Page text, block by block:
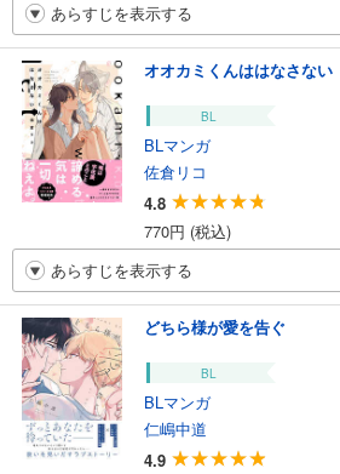
あらすじを表示する
オオカミくんははなさない
BL
BLマンガ
佐倉リコ
4.8
770円 (税込)
あらすじを表示する
どちら様が愛を告ぐ
BL
BLマンガ
仁嶋中道
4.9